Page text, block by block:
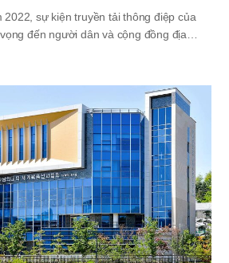
2022, sự kiện truyền tải thông điệp của
đến người dân và cộng đồng địa
khăn do Covid-19, đã được tổ chức tại
quà quý giá nhất” được chuẩn bị bởi
của Đức Chúa Trời thuộc khu vực Metro
thảo đã trao tặng sự cảm động không thể
tham dự. Khi thời gian diễn ra sự kiện gần
và các người nhà đã lấp đầy đền thờ.